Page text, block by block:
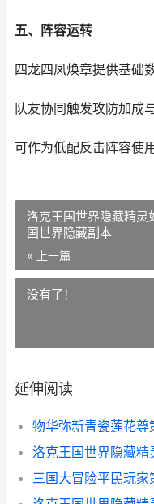
五、阵容运转
四龙四凤焕章提供基础
队友协同触发攻防加成
可作为低配反击阵容使
洛克王国世界隐藏精灵
国世界隐藏副本
« 上一篇
没有了！
延伸阅读